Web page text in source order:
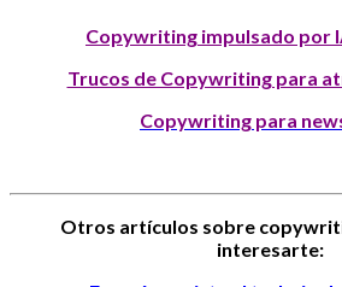
Copywriting impulsado por
Trucos de Copywriting para
Copywriting para
Otros artículos sobre
interesarte: